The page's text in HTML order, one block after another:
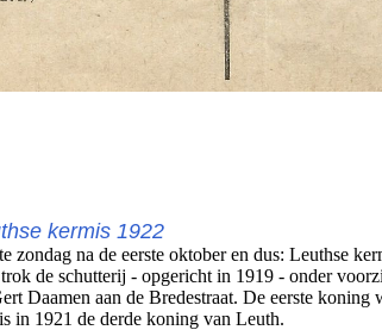
kermis 1922
zondag na de eerste oktober en dus: Leuthse
de schutterij - opgericht in 1919 - onder
Daamen aan de Bredestraat. De eerste
in 1921 de derde koning van Leuth.